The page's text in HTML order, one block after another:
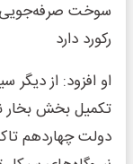
سوخت صرفه‌جویی
رکورد دارد
تکمیل بخش بخار